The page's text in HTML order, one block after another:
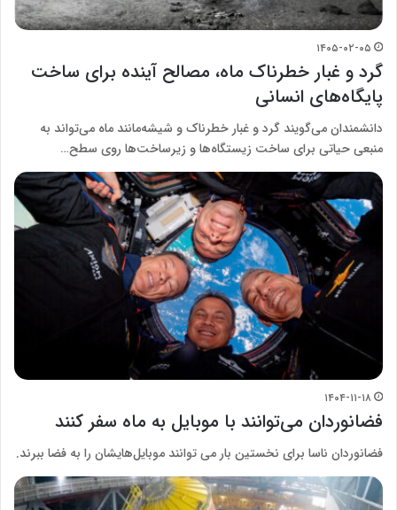
۱۴۰۵-۰۲-۰۵
گرد و غبار خطرناک ماه، مصالح آینده برای ساخت
پایگاه‌های انسانی
دانشمندان می‌گویند گرد و غبار خطرناک و شیشه‌مانند ماه می‌تواند به
منبعی حیاتی برای ساخت زیستگاه‌ها و زیرساخت‌ها روی سطح…
۱۴۰۴-۱۱-۱۸
فضانوردان می‌توانند با موبایل به ماه سفر کنند
فضانوردان ناسا برای نخستین بار می توانند موبایل‌هایشان را به فضا ببرند.